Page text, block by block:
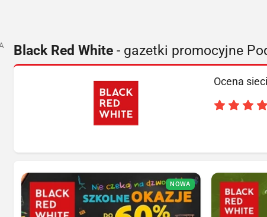
Black Red White - gazetki promocyjne
Ocena sieci
NOWA